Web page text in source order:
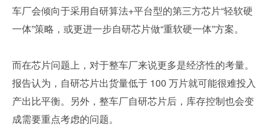
车厂会倾向于采用自研算法+平台型的第三方芯片“轻软硬
一体”策略，或更进一步自研芯片做“重软硬一体”方案。
而在芯片问题上，对于整车厂来说更多是经济性的考量。
报告认为，自研芯片出货量低于 100 万片就可能很难投入
产出比平衡。另外，整车厂自研芯片后，库存控制也会变
成需要重点考虑的问题。